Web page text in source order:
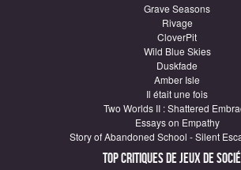
Grave Seasons
Rivage
CloverPit
Wild Blue Skies
Duskfade
Amber Isle
Il était une fois
Two Worlds II : Shattered
Essays on Empathy
Story of Abandoned School - Silent
Top critiques de Jeux de